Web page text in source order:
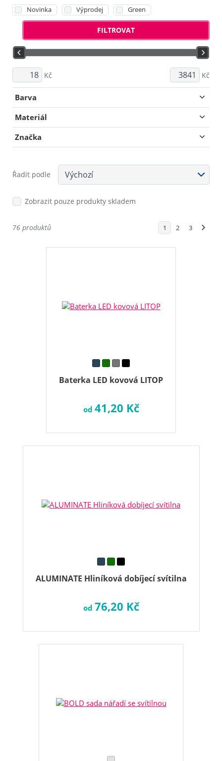
Kč Kč
Barva
Materiál
Značka
Novinka Výprodej Green
FILTROVAT
Řadit podle
Zobrazit pouze produkty skladem
76 produktů 1 2 3
Baterka LED kovová LITOP
od 41,20 Kč
ALUMINATE Hliníková dobíjecí svítilna
od 76,20 Kč